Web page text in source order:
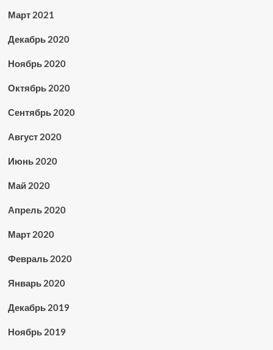
Март 2021
Декабрь 2020
Ноябрь 2020
Октябрь 2020
Сентябрь 2020
Август 2020
Июнь 2020
Май 2020
Апрель 2020
Март 2020
Февраль 2020
Январь 2020
Декабрь 2019
Ноябрь 2019